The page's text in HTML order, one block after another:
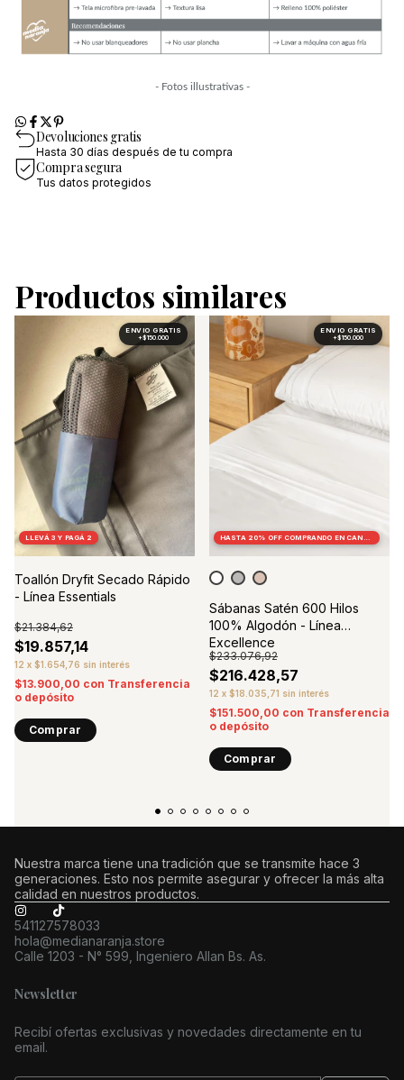
- Fotos illustrativas -
Devoluciones gratis
Hasta 30 días después de tu compra
Compra segura
Tus datos protegidos
Productos similares
Toallón Dryfit Secado Rápido
- Línea Essentials
$19.857,14
$21.384,62
12 x $1.654,76 sin interés
LLEVÁ 3 Y PAGÁ 2
$13.900,00 con Transferencia
o depósito
Comprar
Sábanas Satén 600 Hilos
100% Algodón - Línea
Excellence
$216.428,57
$233.076,92
12 x $18.035,71 sin interés
HASTA 20% OFF COMPRANDO EN CANTIDAD
$151.500,00 con Transferencia
o depósito
Comprar
Nuestra marca tiene una tradición que se transmite hace 3
generaciones. Esto nos permite asegurar y ofrecer la más alta
calidad en nuestros productos.
541127578033
hola@medianaranja.store
Calle 1203 - N° 599, Ingeniero Allan Bs. As.
Newsletter
Recibí ofertas exclusivas y novedades directamente en tu
email.